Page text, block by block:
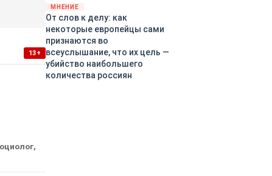
13+
МНЕНИЕ
От слов к делу: как
некоторые европейцы сами
признаются во
всеуслышание, что их цель —
убийство наибольшего
количества россиян